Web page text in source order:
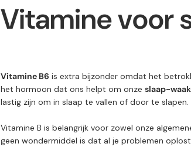
Vitamine voor
Vitamine B6 is extra bijzonder omdat het
het hormoon dat ons helpt om onze slaap-
lastig zijn om in slaap te vallen of door te slapen.
Vitamine B is belangrijk voor zowel onze
geen wondermiddel is dat al je problemen